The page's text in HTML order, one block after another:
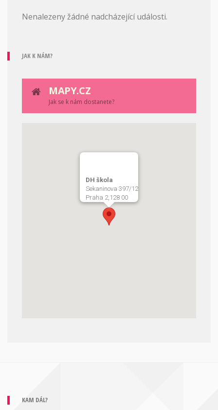
Nenalezeny žádné nadcházející události.
JAK K NÁM?
MAPY.CZ
Jak se k nám dostanete?
DH škola
Sekaninova 397/12
Praha 2,128 00
KAM DÁL?